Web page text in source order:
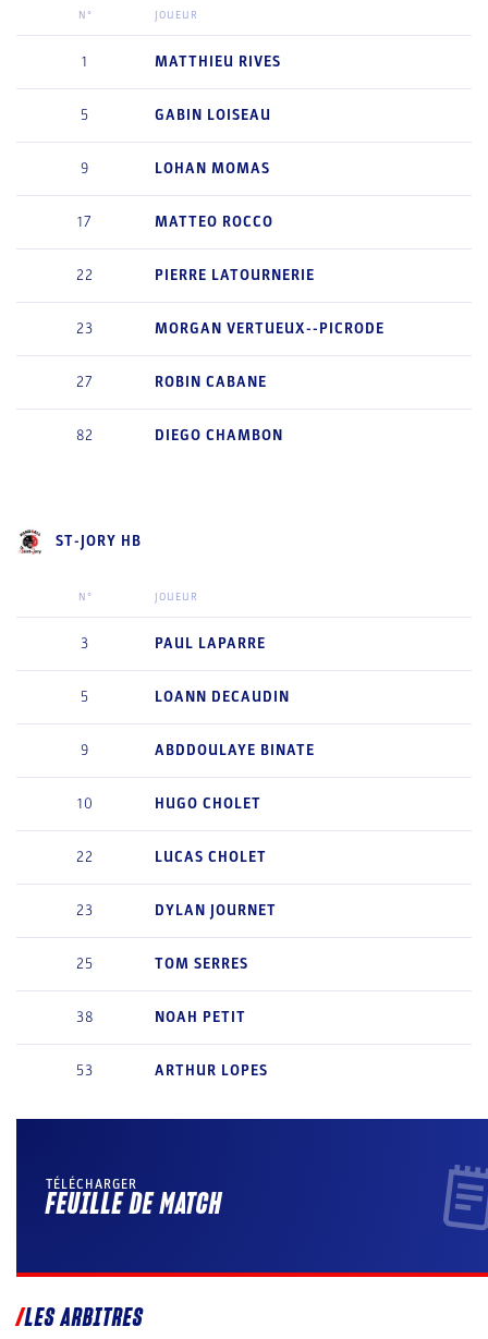
N° JOUEUR
1 MATTHIEU RIVES
5 GABIN LOISEAU
9 LOHAN MOMAS
17 MATTEO ROCCO
22 PIERRE LATOURNERIE
23 MORGAN VERTUEUX--PICRODE
27 ROBIN CABANE
82 DIEGO CHAMBON
ST-JORY HB
N° JOUEUR
3 PAUL LAPARRE
5 LOANN DECAUDIN
9 ABDDOULAYE BINATE
10 HUGO CHOLET
22 LUCAS CHOLET
23 DYLAN JOURNET
25 TOM SERRES
38 NOAH PETIT
53 ARTHUR LOPES
TÉLÉCHARGER
FEUILLE DE MATCH
LES ARBITRES